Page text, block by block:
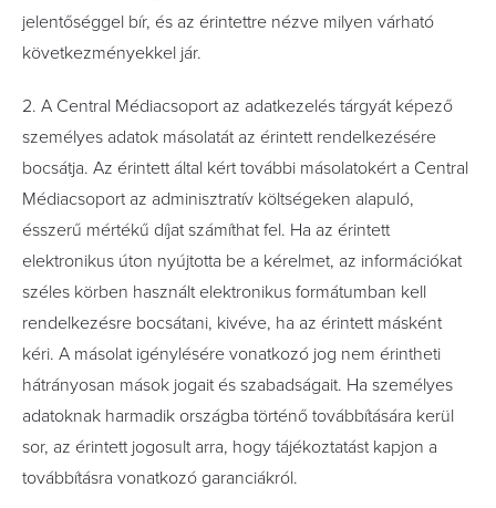
jelentőséggel bír, és az érintettre nézve milyen várható
következményekkel jár.
2. A Central Médiacsoport az adatkezelés tárgyát képező
személyes adatok másolatát az érintett rendelkezésére
bocsátja. Az érintett által kért további másolatokért a Central
Médiacsoport az adminisztratív költségeken alapuló,
ésszerű mértékű díjat számíthat fel. Ha az érintett
elektronikus úton nyújtotta be a kérelmet, az információkat
széles körben használt elektronikus formátumban kell
rendelkezésre bocsátani, kivéve, ha az érintett másként
kéri. A másolat igénylésére vonatkozó jog nem érintheti
hátrányosan mások jogait és szabadságait. Ha személyes
adatoknak harmadik országba történő továbbítására kerül
sor, az érintett jogosult arra, hogy tájékoztatást kapjon a
továbbításra vonatkozó garanciákról.